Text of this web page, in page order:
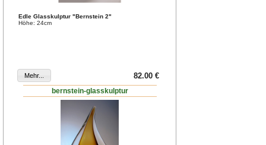
Edle Glasskulptur "Bernstein 2"
Höhe: 24cm
82.00 €
bernstein-glasskulptur